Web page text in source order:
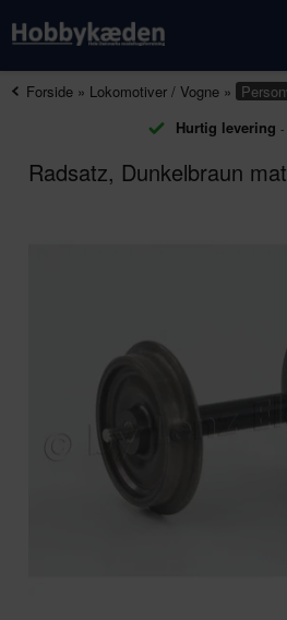
Forside » Lokomotiver / Vogne »
Hurtig levering -
Radsatz, Dunkelbraun